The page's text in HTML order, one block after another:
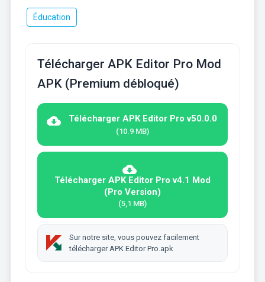
Éducation
Télécharger APK Editor Pro Mod
APK (Premium débloqué)
Télécharger APK Editor Pro v50.0.0
(10.9 MB)
Télécharger APK Editor Pro v4.1 Mod
(Pro Version)
(5,1 MB)
Sur notre site, vous pouvez facilement
télécharger APK Editor Pro.apk